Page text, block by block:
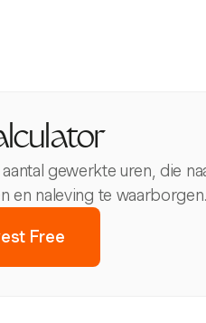
gewerkte uren, die
en naleving te waarborgen.
Free